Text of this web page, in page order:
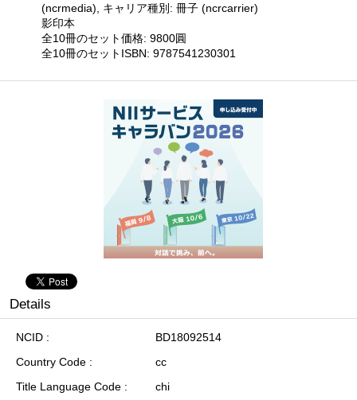
(ncrmedia), キャリア種別: 冊子 (ncrcarrier)
影印本
全10冊のセット価格: 9800圓
全10冊のセットISBN: 9787541230301
Details
NCID
BD18092514
Country Code
cc
Title Language Code
chi